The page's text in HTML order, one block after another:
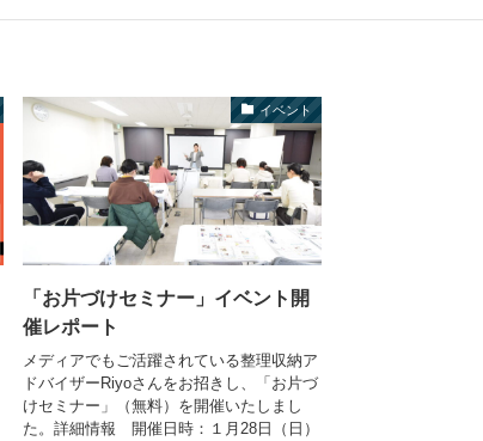
イベント
「お片づけセミナー」イベント開
催レポート
メディアでもご活躍されている整理収納ア
ドバイザーRiyoさんをお招きし、「お片づ
けセミナー」（無料）を開催いたしまし
た。詳細情報 開催日時：１月28日（日）